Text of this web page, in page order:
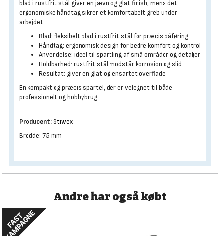
blad i rustfrit stål giver en jævn og glat finish, mens det
ergonomiske håndtag sikrer et komfortabelt greb under
arbejdet.
Blad: fleksibelt blad i rustfrit stål for præcis påføring
Håndtag: ergonomisk design for bedre komfort og kontrol
Anvendelse: ideel til spartling af små områder og detaljer
Holdbarhed: rustfrit stål modstår korrosion og slid
Resultat: giver en glat og ensartet overflade
En kompakt og præcis spartel, der er velegnet til både
professionelt og hobbybrug.
Producent: Stiwex
Bredde: 75 mm
Andre har også købt